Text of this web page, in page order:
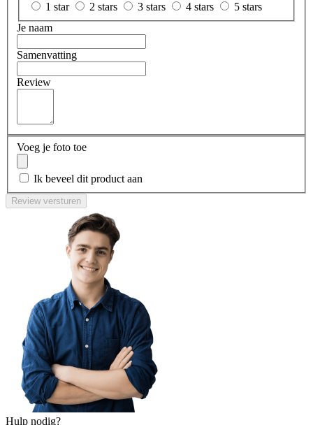
1 star
2 stars 3 stars 4 stars
5 stars
Je naam
Samenvatting
Review
Voeg je foto toe
Ik beveel dit product aan
Review versturen
Hulp nodig?